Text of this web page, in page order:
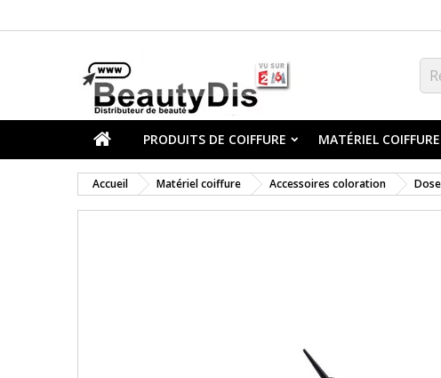
PRODUITS DE COIFFURE MATÉRIEL COIFFURE
Accueil Matériel coiffure Accessoires coloration